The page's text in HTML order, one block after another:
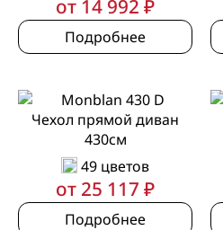
от 14 992 ₽
Подробнее
Чехол прямой диван
430см
49 цветов
от 25 117 ₽
Подробнее